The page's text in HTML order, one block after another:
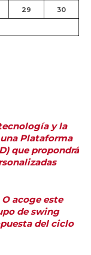
29 30
y la
Plataforma
que propondrá
acoge este
de swing
del ciclo